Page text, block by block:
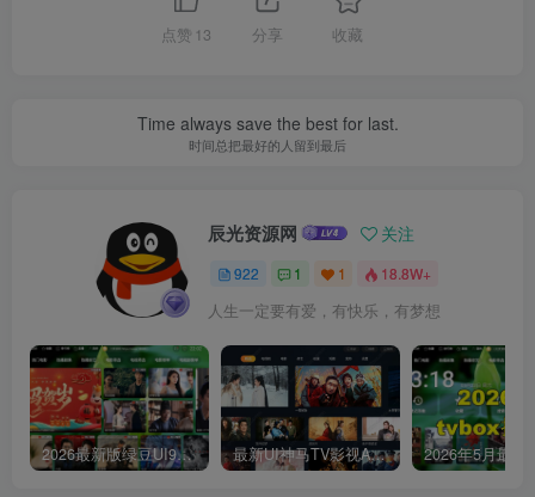
点赞 13 分享 收藏
Time always save the best for last.
时间总把最好的人留到最后
辰光资源网 关注
922 1 1 18.8W+
人生一定要有爱，有快乐，有梦想
2026最新版绿豆UI9双端影视APP源码 最新UI神马TV影视APP源码 乐檬影视苹果CMS后台 包含前后端源码